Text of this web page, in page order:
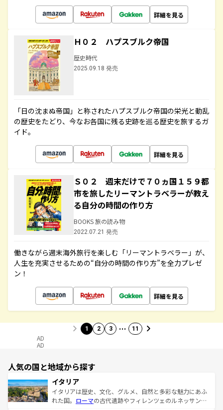
詳細を見る
Ｈ０２ ハプスブルク帝国
歴史時代
2025.09.18 発売
「日の沈まぬ帝国」と称されたハプスブルク帝国の栄光と動乱
の歴史をたどり、今なお各国に残る史跡を巡る歴史を旅するガ
イド。
詳細を見る
Ｓ０２ 週末だけで７０ヵ国１５９都
市を旅したリーマントラベラーが教え
る自分の時間の作り方
BOOKS 旅の読み物
2022.07.21 発売
働きながら週末海外旅行を楽しむ「リーマントラベラー」が、
人生を充実させるための“自分の時間の作り方”を全力プレゼ
ン！
詳細を見る
1 2 3 … 11
AD
AD
人気の国と地域から探す
イタリア
イタリアは歴史、文化、グルメ、自然と多彩な魅力にあふ
れた国。 ローマの古代遺跡やフィレンツェのルネッサンス